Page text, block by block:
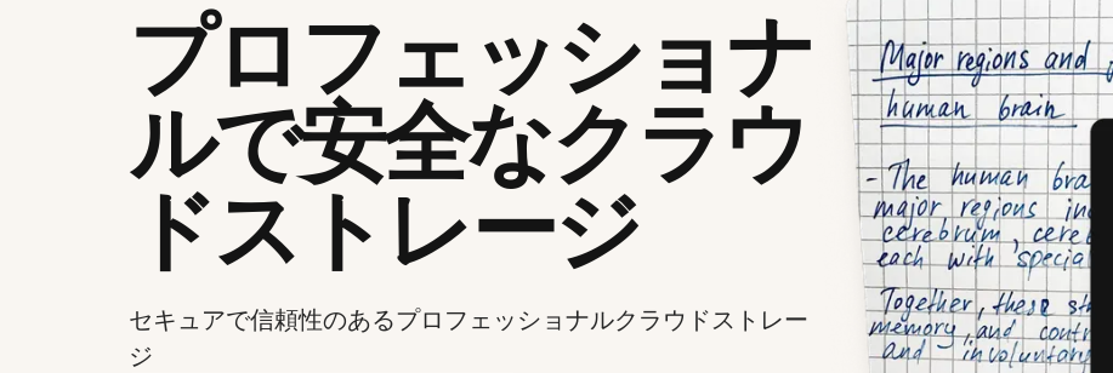
プロフェッショナ
ルで安全なクラウ
ドストレージ
セキュアで信頼性のあるプロフェッショナルクラウドストレー
ジ